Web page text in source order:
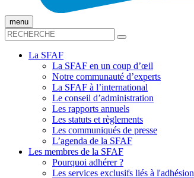
menu
La SFAF
La SFAF en un coup d’œil
Notre communauté d’experts
La SFAF à l’international
Le conseil d’administration
Les rapports annuels
Les statuts et règlements
Les communiqués de presse
L’agenda de la SFAF
Les membres de la SFAF
Pourquoi adhérer ?
Les services exclusifs liés à l'adhésion